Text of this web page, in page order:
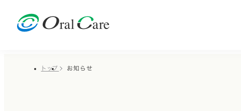
トップ お知らせ